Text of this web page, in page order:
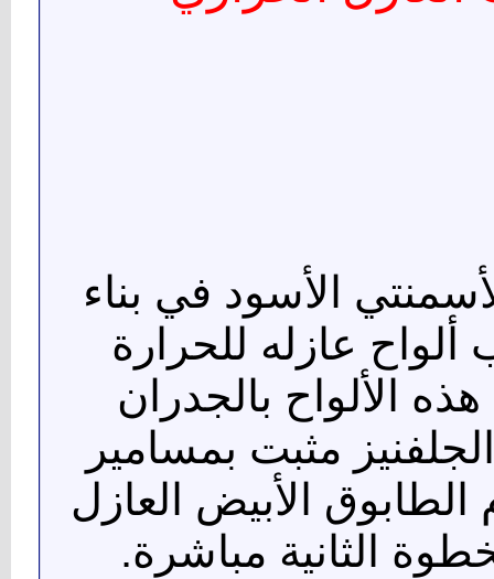
الأسود في بناء
ألواح عازله للحرارة
هذه الألواح بالجدران
مثبت بمسامير
الأبيض العازل
الثانية مباشرة.